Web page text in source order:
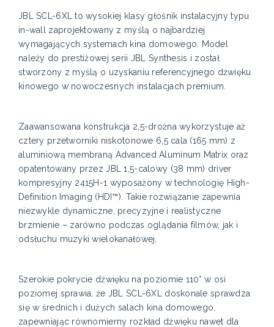
JBL SCL-6XL to wysokiej klasy głośnik instalacyjny typu
in-wall zaprojektowany z myślą o najbardziej
wymagających systemach kina domowego. Model
należy do prestiżowej serii JBL Synthesis i został
stworzony z myślą o uzyskaniu referencyjnego dźwięku
kinowego w nowoczesnych instalacjach premium.
Zaawansowana konstrukcja 2,5-drożna wykorzystuje aż
cztery przetworniki niskotonowe 6,5 cala (165 mm) z
aluminiową membraną Advanced Aluminum Matrix oraz
opatentowany przez JBL 1,5-calowy (38 mm) driver
kompresyjny 2415H-1 wyposażony w technologię High-
Definition Imaging (HDI™). Takie rozwiązanie zapewnia
niezwykle dynamiczne, precyzyjne i realistyczne
brzmienie – zarówno podczas oglądania filmów, jak i
odsłuchu muzyki wielokanałowej.
Szerokie pokrycie dźwięku na poziomie 110° w osi
poziomej sprawia, że JBL SCL-6XL doskonale sprawdza
się w średnich i dużych salach kina domowego,
zapewniając równomierny rozkład dźwięku nawet dla